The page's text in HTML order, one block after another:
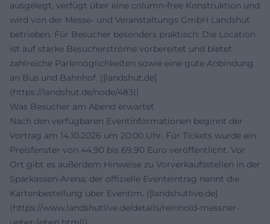
ausgelegt, verfügt über eine column-free Konstruktion und
wird von der Messe- und Veranstaltungs GmbH Landshut
betrieben. Für Besucher besonders praktisch: Die Location
ist auf starke Besucherströme vorbereitet und bietet
zahlreiche Parkmöglichkeiten sowie eine gute Anbindung
an Bus und Bahnhof. ([landshut.de]
(https://landshut.de/node/483))
Was Besucher am Abend erwartet
Nach den verfügbaren Eventinformationen beginnt der
Vortrag am 14.10.2026 um 20:00 Uhr. Für Tickets wurde ein
Preisfenster von 44,90 bis 69,90 Euro veröffentlicht. Vor
Ort gibt es außerdem Hinweise zu Vorverkaufsstellen in der
Sparkassen-Arena; der offizielle Eventeintrag nennt die
Kartenbestellung über Eventim. ([landshutlive.de]
(https://www.landshutlive.de/details/reinhold-messner-